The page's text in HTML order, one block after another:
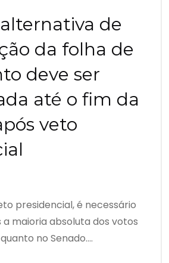
de
da folha de
deve ser
até o fim da
veto
presidencial, é necessário
maioria absoluta dos votos
no Senado....